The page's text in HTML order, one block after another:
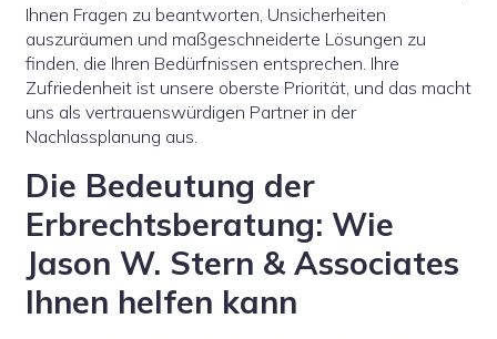
Ihnen Fragen zu beantworten, Unsicherheiten
auszuräumen und maßgeschneiderte Lösungen zu
finden, die Ihren Bedürfnissen entsprechen. Ihre
Zufriedenheit ist unsere oberste Priorität, und das macht
uns als vertrauenswürdigen Partner in der
Nachlassplanung aus.
Die Bedeutung der
Erbrechtsberatung: Wie
Jason W. Stern & Associates
Ihnen helfen kann